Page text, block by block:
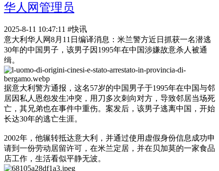
华人网管理员
2025-8-11 10:47:11 #快讯
意大利华人网8月11日编译消息：米兰警方近日抓获一名潜逃
30年的中国男子，该男子因1995年在中国涉嫌故意杀人被通
缉。
据意大利警方通报，这名57岁的中国男子于1995年在中国与邻
居因私人恩怨发生冲突，用刀多次刺向对方，导致邻居当场死
亡，其兄弟也在事件中重伤。案发后，该男子逃离中国，开始
长达30年的逃亡生涯。
2002年，他辗转抵达意大利，并通过使用虚假身份信息成功申
请到一份劳动居留许可，在米兰定居，并在贝加莫的一家食品
店工作，生活看似平静无波。